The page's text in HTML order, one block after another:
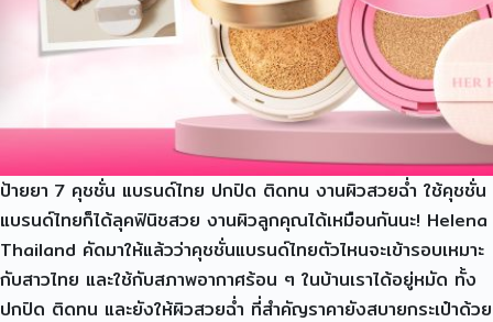
ป้ายยา 7 คุชชั่น แบรนด์ไทย ปกปิด ติดทน งานผิวสวยฉ่ำ ใช้คุชชั่น
แบรนด์ไทยก็ได้ลุคฟินิชสวย งานผิวลูกคุณได้เหมือนกันนะ! Helena
Thailand คัดมาให้แล้วว่าคุชชั่นแบรนด์ไทยตัวไหนจะเข้ารอบเหมาะ
กับสาวไทย และใช้กับสภาพอากาศร้อน ๆ ในบ้านเราได้อยู่หมัด ทั้ง
ปกปิด ติดทน และยังให้ผิวสวยฉ่ำ ที่สำคัญราคายังสบายกระเป๋าด้วย